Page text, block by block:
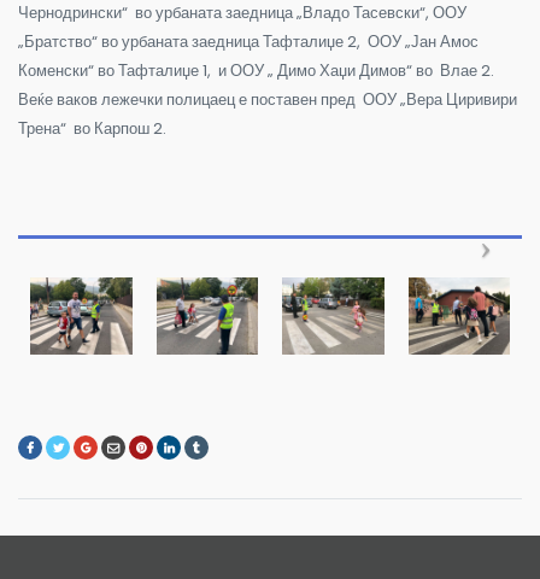
Чернодрински“ во урбаната заедница „Владо Тасевски“, ООУ
„Братство“ во урбаната заедница Тафталиџе 2, ООУ „Јан Амос
Коменски“ во Тафталиџе 1, и ООУ „ Димо Хаџи Димов“ во Влае 2.
Веќе ваков лежечки полицаец е поставен пред ООУ „Вера Циривири
Трена“ во Карпош 2.